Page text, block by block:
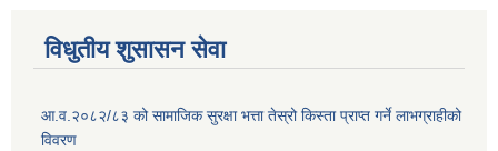
विधुतीय शुसासन सेवा
आ.व.२०८२/८३ को सामाजिक सुरक्षा भत्ता तेस्रो किस्ता प्राप्त गर्ने लाभग्राहीको
विवरण